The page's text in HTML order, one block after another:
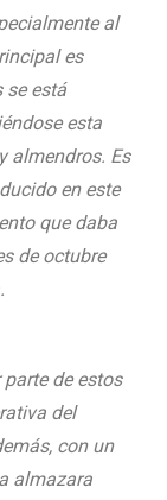
al
es
se está
esta
almendros. Es
en este
que daba
de octubre
de estos
del
con un
almazara